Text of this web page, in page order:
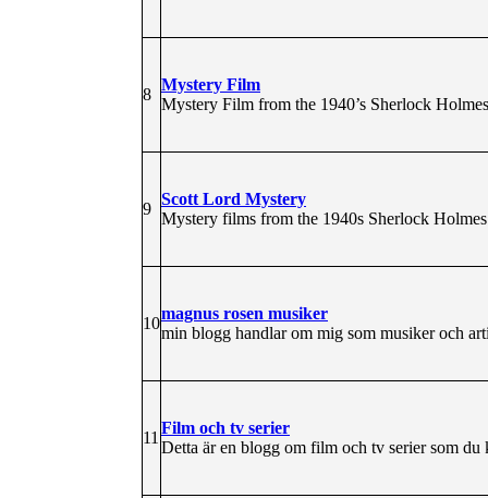
8
Mystery Film
Mystery Film from the 1940’s Sherlock
9
Scott Lord Mystery
Mystery films from the 1940s Sherlock
10
magnus rosen musiker
min blogg handlar om mig som musiker och
11
Film och tv serier
Detta är en blogg om film och tv serier som